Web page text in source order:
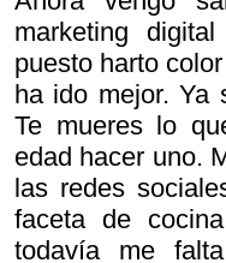
marketing
puesto harto
ha ido mejor. Ya
Te mueres lo
edad hacer uno.
las redes
faceta de
todavía me